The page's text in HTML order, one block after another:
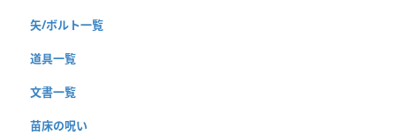
矢/ボルト一覧
道具一覧
文書一覧
苗床の呪い